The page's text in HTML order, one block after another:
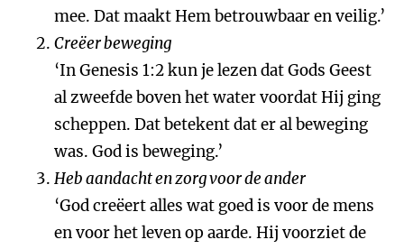
mee. Dat maakt Hem betrouwbaar en veilig.’
Creëer beweging
‘In Genesis 1:2 kun je lezen dat Gods Geest
al zweefde boven het water voordat Hij ging
scheppen. Dat betekent dat er al beweging
was. God is beweging.’
Heb aandacht en zorg voor de ander
‘God creëert alles wat goed is voor de mens
en voor het leven op aarde. Hij voorziet de